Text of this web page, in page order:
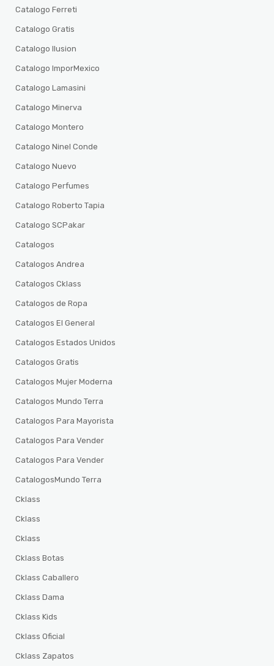
Catalogo Ferreti
Catalogo Gratis
Catalogo Ilusion
Catalogo ImporMexico
Catalogo Lamasini
Catalogo Minerva
Catalogo Montero
Catalogo Ninel Conde
Catalogo Nuevo
Catalogo Perfumes
Catalogo Roberto Tapia
Catalogo SCPakar
Catalogos
Catalogos Andrea
Catalogos Cklass
Catalogos de Ropa
Catalogos El General
Catalogos Estados Unidos
Catalogos Gratis
Catalogos Mujer Moderna
Catalogos Mundo Terra
Catalogos Para Mayorista
Catalogos Para Vender
Catalogos Para Vender
CatalogosMundo Terra
Cklass
Cklass
Cklass
Cklass Botas
Cklass Caballero
Cklass Dama
Cklass Kids
Cklass Oficial
Cklass Zapatos